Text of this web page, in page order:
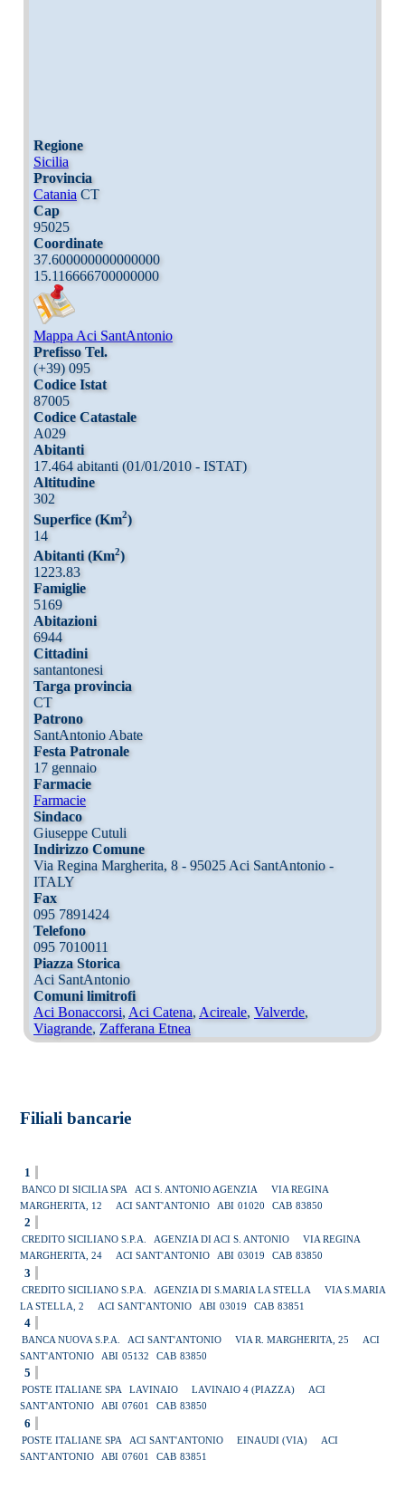
Regione
Sicilia
Provincia
CataniaCT
Cap
95025
Coordinate
37.600000000000000
15.116666700000000
Mappa Aci SantAntonio
Prefisso Tel.
(+39) 095
Codice Istat
87005
Codice Catastale
A029
Abitanti
17.464 abitanti (01/01/2010 - ISTAT)
Altitudine
302
Superfice (Km2)
14
Abitanti (Km2)
1223.83
Famiglie
5169
Abitazioni
6944
Cittadini
santantonesi
Targa provincia
CT
Patrono
SantAntonio Abate
Festa Patronale
17 gennaio
Farmacie
Farmacie
Sindaco
Giuseppe Cutuli
Indirizzo Comune
Via Regina Margherita, 8 - 95025 Aci SantAntonio -
ITALY
Fax
095 7891424
Telefono
095 7010011
Piazza Storica
Aci SantAntonio
Comuni limitrofi
Aci Bonaccorsi, Aci Catena, Acireale, Valverde,
Viagrande, Zafferana Etnea
Filiali bancarie
1
BANCO DI SICILIA SPA ACI S. ANTONIO AGENZIA
VIA REGINA
MARGHERITA, 12
ACI SANT'ANTONIO ABI 01020 CAB 83850
2
CREDITO SICILIANO S.P.A. AGENZIA DI ACI S. ANTONIO
VIA REGINA
MARGHERITA, 24
ACI SANT'ANTONIO ABI 03019 CAB 83850
3
CREDITO SICILIANO S.P.A. AGENZIA DI S.MARIA LA STELLA
VIA S.MARIA
LA STELLA, 2
ACI SANT'ANTONIO ABI 03019 CAB 83851
4
BANCA NUOVA S.P.A. ACI SANT'ANTONIO VIA R. MARGHERITA, 25
ACI
SANT'ANTONIO
ABI 05132 CAB 83850
5
POSTE ITALIANE SPA LAVINAIO LAVINAIO 4 (PIAZZA)
ACI
SANT'ANTONIO
ABI 07601 CAB 83850
6
POSTE ITALIANE SPA ACI SANT'ANTONIO EINAUDI (VIA)
ACI
SANT'ANTONIO
ABI 07601 CAB 83851